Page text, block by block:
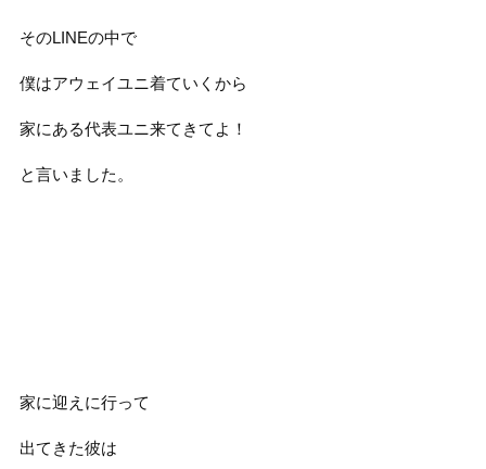
そのLINEの中で
僕はアウェイユニ着ていくから
家にある代表ユニ来てきてよ！
と言いました。
家に迎えに行って
出てきた彼は